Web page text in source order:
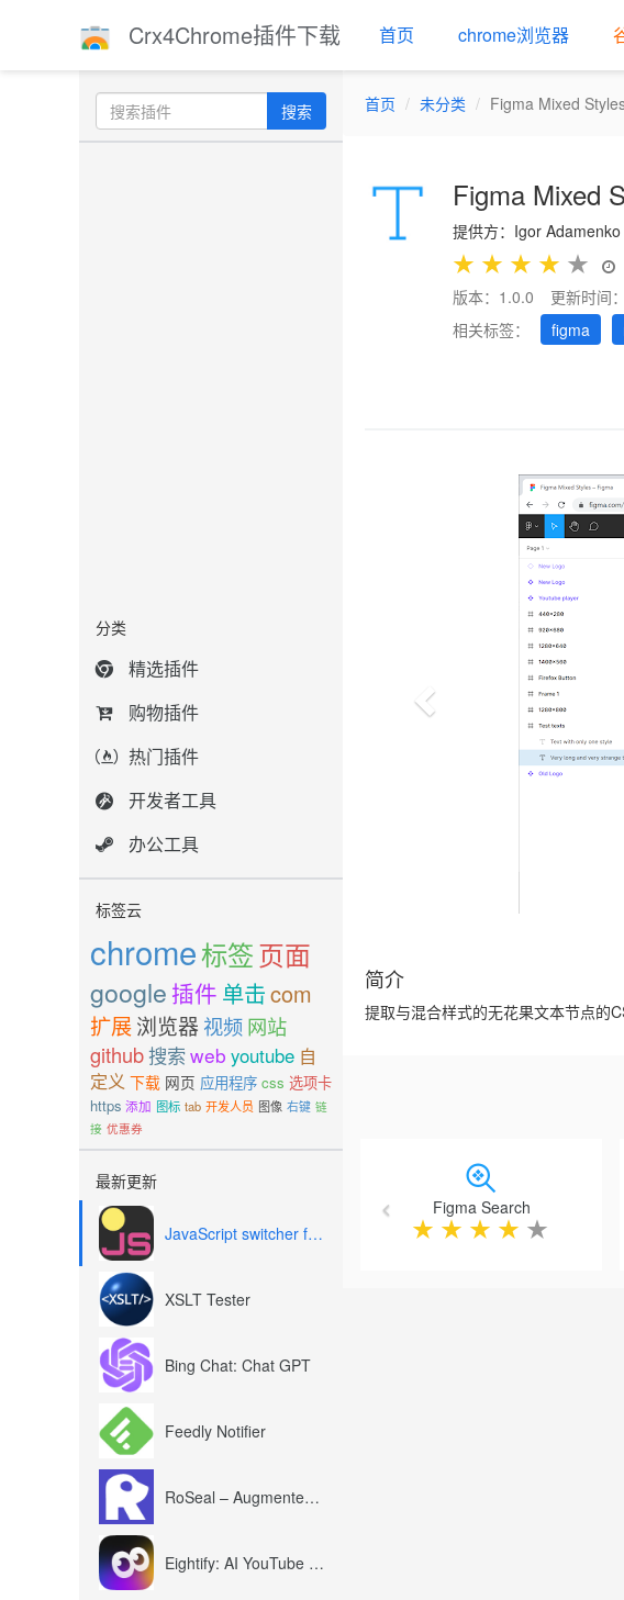
Crx4Chrome插件下载 首页 chrome浏览器
搜索
分类
精选插件
购物插件
热门插件
开发者工具
办公工具
标签云
chrome标签页面
google 插件 单击com
扩展浏览器 视频网站
github搜索web youtube 自
定义 下载 网页 应用程序 css 选项卡
https 添加 图标 tab 开发人员 图像 右键 链
接 优惠券
最新更新
JavaScript switcher for SEO and development
XSLT Tester
Bing Chat: Chat GPT
Feedly Notifier
RoSeal – Augmented Roblox Experience
Eightify: AI YouTube Summary with ChatGPT
首页 未分类 Figma Mixed
Figma Mixed
提供方：Igor Adamenko
★ ★ ★ ★ ★
版本：1.0.0
更新时间
相关标签：
figma
简介
提取与混合样式的无花果文本节点的
Figma Search
★ ★ ★ ★ ★